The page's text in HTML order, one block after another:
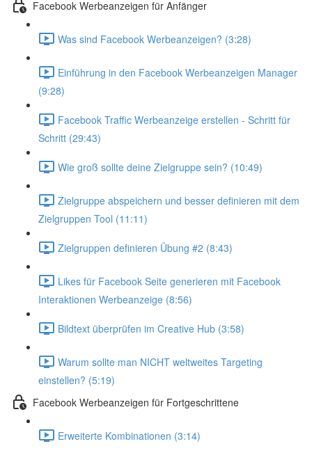
Facebook Werbeanzeigen für Anfänger
Was sind Facebook Werbeanzeigen? (3:28)
Einführung in den Facebook Werbeanzeigen Manager
(9:28)
Facebook Traffic Werbeanzeige erstellen - Schritt für
Schritt (29:43)
Wie groß sollte deine Zielgruppe sein? (10:49)
Zielgruppe abspeichern und besser definieren mit dem
Zielgruppen Tool (11:11)
Zielgruppen definieren Übung #2 (8:43)
Likes für Facebook Seite generieren mit Facebook
Interaktionen Werbeanzeige (8:56)
Bildtext überprüfen im Creative Hub (3:58)
Warum sollte man NICHT weltweites Targeting
einstellen? (5:19)
Facebook Werbeanzeigen für Fortgeschrittene
Erweiterte Kombinationen (3:14)